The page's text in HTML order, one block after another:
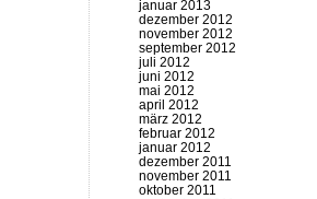
januar 2013
dezember 2012
november 2012
september 2012
juli 2012
juni 2012
mai 2012
april 2012
märz 2012
februar 2012
januar 2012
dezember 2011
november 2011
oktober 2011